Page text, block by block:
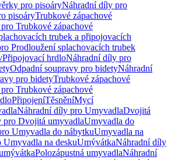
pro pisoáryNáhradní díly pro
pisoáryTrubkové zápachové
Trubkové zápachové
trubek a připojovacích
Prodloužení splachovacích trubek
Připojovací hrdloNáhradní díly pro
Odpadní soupravy pro bidetyNáhradní
pro bidetyTrubkové zápachové
Trubkové zápachové
PřipojeníTěsněníMycí
Náhradní díly pro UmyvadlaDvojitá
pro Dvojitá umyvadlaUmyvadla do
Umyvadla do nábytkuUmyvadla na
na deskuUmývátkaNáhradní díly
Polozápustná umyvadlaNáhradní